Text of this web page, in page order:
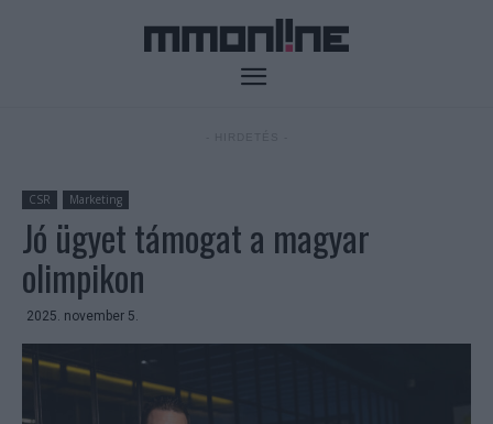
CSR Marketing
Jó ügyet támogat a magyar
olimpikon
2025. november 5.